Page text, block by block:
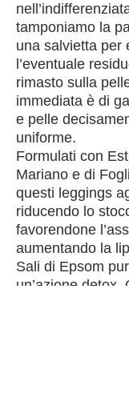
tamponiamo la
una salvietta per
l’eventuale
rimasto sulla
immediata è di
e pelle
uniforme.
Formulati con
Mariano e di
questi leggings
riducendo lo
favorendone
aumentando la
Sali di Epsom
un’azione detox.